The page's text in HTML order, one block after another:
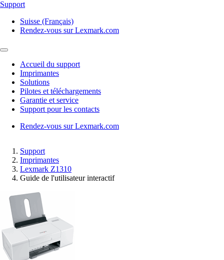
Support
Suisse (Français)
Rendez-vous sur Lexmark.com
Accueil du support
Imprimantes
Solutions
Pilotes et téléchargements
Garantie et service
Support pour les contacts
Rendez-vous sur Lexmark.com
Support
Imprimantes
Lexmark Z1310
Guide de l'utilisateur interactif